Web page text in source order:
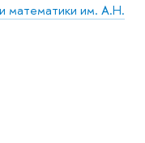
математики им. А.Н.